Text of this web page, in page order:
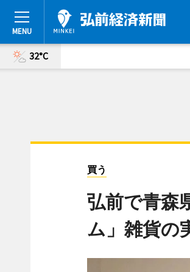
32°C
買う
弘前で青森
ム」雑貨の